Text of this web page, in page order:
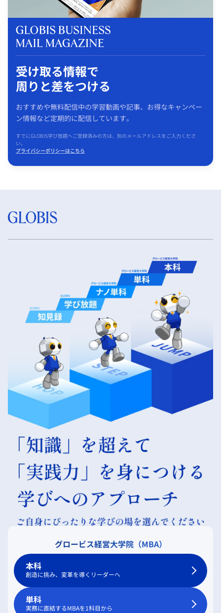
受け取る情報で
周りと差をつける
おすすめや無料配信中の学習動画や記事、お得なキャンペー
ン情報など定期的に配信しています。
すでにGLOBIS学び放題へご登録済みの方は、別のメールアドレスをご入力くださ
い。
プライバシーポリシーはこちら
グロービス経営大学院（MBA）
本科
創造に挑み、変革を導くリーダーへ
単科
実務に直結するMBAを1科目から